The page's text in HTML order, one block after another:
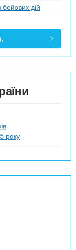
бойових дій
року